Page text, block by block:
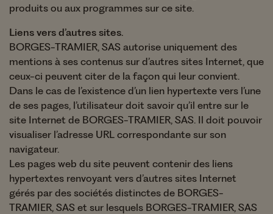
produits ou aux programmes sur ce site.
Liens vers d’autres sites.
BORGES-TRAMIER, SAS autorise uniquement des
mentions à ses contenus sur d’autres sites Internet, que
ceux-ci peuvent citer de la façon qui leur convient.
Dans le cas de l’existence d’un lien hypertexte vers l’une
de ses pages, l’utilisateur doit savoir qu’il entre sur le
site Internet de BORGES-TRAMIER, SAS. Il doit pouvoir
visualiser l’adresse URL correspondante sur son
navigateur.
Les pages web du site peuvent contenir des liens
hypertextes renvoyant vers d’autres sites Internet
gérés par des sociétés distinctes de BORGES-
TRAMIER, SAS et sur lesquels BORGES-TRAMIER, SAS